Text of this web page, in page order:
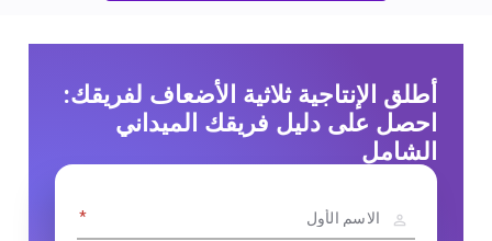
أطلق الإنتاجية ثلاثية الأضعاف لفريقك:
احصل على دليل فريقك الميداني
الشامل
*